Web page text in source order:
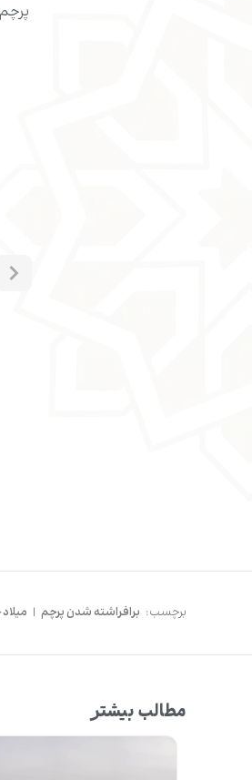
برچسب: برافراشته شدن پرچم |
مطالب بیشتر